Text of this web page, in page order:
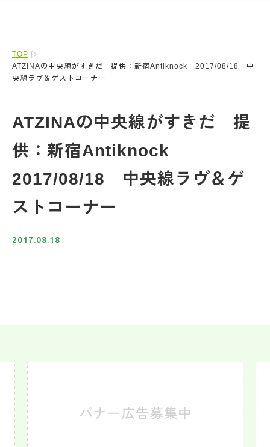
TOP
ATZINAの中央線がすきだ 提供：新宿Antiknock 2017/08/18 中
央線ラヴ＆ゲストコーナー
ATZINAの中央線がすきだ 提
供：新宿Antiknock
2017/08/18 中央線ラヴ＆ゲ
ストコーナー
2017.08.18